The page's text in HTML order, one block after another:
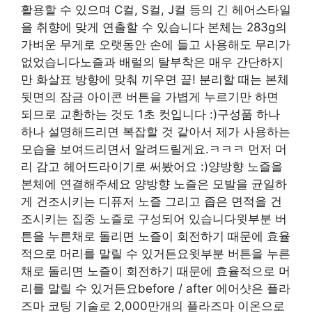
활용할 수 있으며 C컬, S컬, J컬 등의 긴 헤어스타일
을 취향에 맞게 연출할 수 있습니다 본체는 283g의
가벼운 무게로 오랫동안 손에 들고 사용해도 무리가
없었습니다노즐과 배럴의 탈부착은 매우 간단하지
만 화살표 방향에 맞춰 끼우면 끝! 분리할 때는 본체
뒷면의 잠금 아이콘 버튼을 가볍게 누르기만 하면
되므로 교환하는 것도 1초 컷입니다 :)구성품 하나
하나 설명해드리면 복잡할 것 같아서 제가 사용하는
모습을 보여드리면서 알려드릴게요.ㅋㅋㅋ 먼저 머
리 감고 헤어드라이기로 써봤어요 :)양방향 노즐을
본체에 연결해주세요 양방향 노즐은 모발을 균일하
게 건조시키는 디퓨저 노즐 그리고 좁은 면적을 건
조시키는 집중 노즐로 구성되어 있습니다윗부분 버
튼을 누른채로 돌리면 노즐이 회전하기 때문에 효율
적으로 머리를 말릴 수 있거든요윗부분 버튼을 누른
채로 돌리면 노즐이 회전하기 때문에 효율적으로 머
리를 말릴 수 있거든요before / after 에어샷은 플라
즈마 코팅 기술로 2,000만개의 플라즈마 이온으로